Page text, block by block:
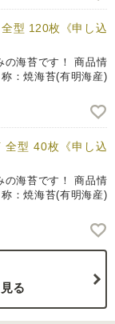
全型 120枚《申し込
の海苔です！ 商品情
：焼海苔(有明海産)
全型 40枚《申し込
の海苔です！ 商品情
：焼海苔(有明海産)
る